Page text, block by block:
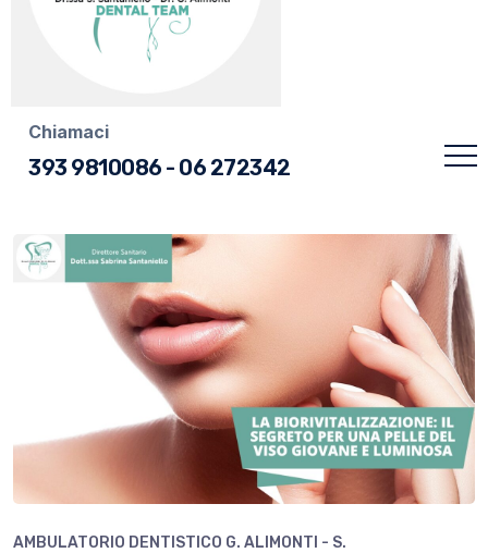
Chiamaci
393 9810086 - 06 272342
AMBULATORIO DENTISTICO G. ALIMONTI - S.